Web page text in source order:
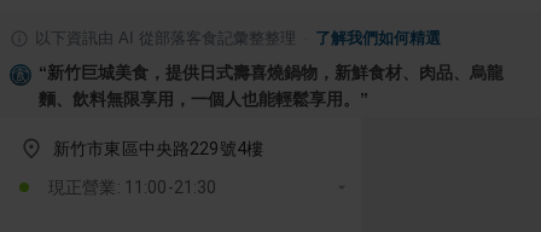
以下資訊由 AI 從部落客食記彙整整理 了解我們如何精選
“新竹巨城美食，提供日式壽喜燒鍋物，新鮮食材、肉品、烏龍
麵、飲料無限享用，一個人也能輕鬆享用。 ”
新竹市東區中央路229號4樓
現正營業: 11:00-21:30